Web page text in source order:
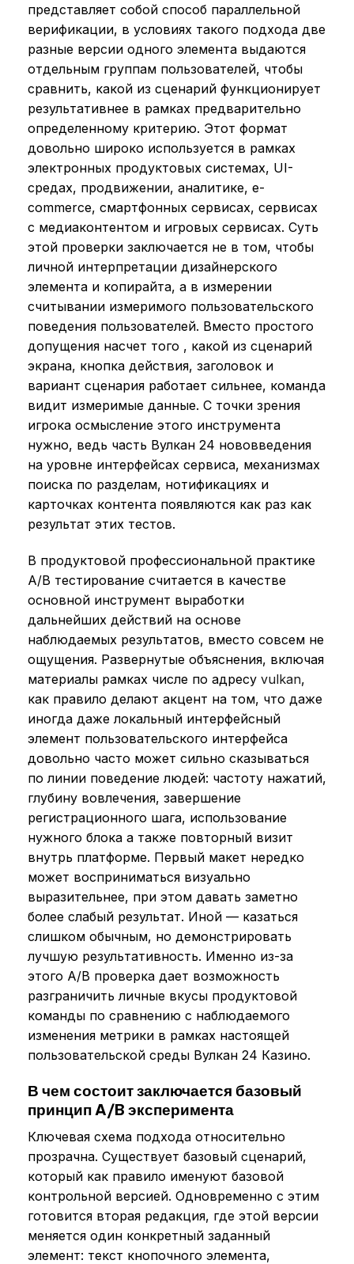
представляет собой способ параллельной
верификации, в условиях такого подхода две
разные версии одного элемента выдаются
отдельным группам пользователей, чтобы
сравнить, какой из сценарий функционирует
результативнее в рамках предварительно
определенному критерию. Этот формат
довольно широко используется в рамках
электронных продуктовых системах, UI-
средах, продвижении, аналитике, e-
commerce, смартфонных сервисах, сервисах
с медиаконтентом и игровых сервисах. Суть
этой проверки заключается не в том, чтобы
личной интерпретации дизайнерского
элемента и копирайта, а в измерении
считывании измеримого пользовательского
поведения пользователей. Вместо простого
допущения насчет того , какой из сценарий
экрана, кнопка действия, заголовок и
вариант сценария работает сильнее, команда
видит измеримые данные. С точки зрения
игрока осмысление этого инструмента
нужно, ведь часть Вулкан 24 нововведения
на уровне интерфейсах сервиса, механизмах
поиска по разделам, нотификациях и
карточках контента появляются как раз как
результат этих тестов.
В продуктовой профессиональной практике
A/B тестирование считается в качестве
основной инструмент выработки
дальнейших действий на основе
наблюдаемых результатов, вместо совсем не
ощущения. Развернутые объяснения, включая
материалы рамках числе по адресу vulkan,
как правило делают акцент на том, что даже
иногда даже локальный интерфейсный
элемент пользовательского интерфейса
довольно часто может сильно сказываться
по линии поведение людей: частоту нажатий,
глубину вовлечения, завершение
регистрационного шага, использование
нужного блока а также повторный визит
внутрь платформе. Первый макет нередко
может восприниматься визуально
выразительнее, при этом давать заметно
более слабый результат. Иной — казаться
слишком обычным, но демонстрировать
лучшую результативность. Именно из-за
этого A/B проверка дает возможность
разграничить личные вкусы продуктовой
команды по сравнению с наблюдаемого
изменения метрики в рамках настоящей
пользовательской среды Вулкан 24 Казино.
В чем состоит заключается базовый
принцип A/B эксперимента
Ключевая схема подхода относительно
прозрачна. Существует базовый сценарий,
который как правило именуют базовой
контрольной версией. Одновременно с этим
готовится вторая редакция, где этой версии
меняется один конкретный заданный
элемент: текст кнопочного элемента,